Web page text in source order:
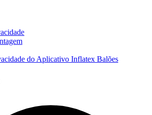
do Aplicativo Inflatex Balões